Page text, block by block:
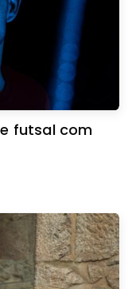
futsal com